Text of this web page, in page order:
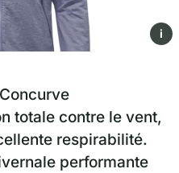
i
totale contre le vent,
respirabilité.
performante